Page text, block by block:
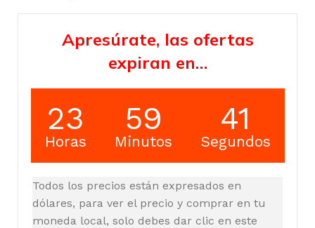
Apresúrate, las ofertas
expiran en…
23
Horas
59
Minutos
41
Segundos
Todos los precios están expresados en
dólares, para ver el precio y comprar en tu
moneda local, solo debes dar clic en este